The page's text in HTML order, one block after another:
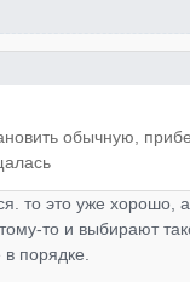
обычную,
то это уже хорошо,
то и выбирают
порядке.